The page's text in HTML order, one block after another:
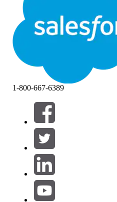
1-800-667-6389